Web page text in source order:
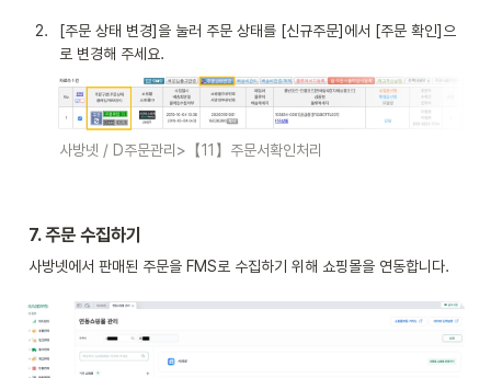
2.
[주문 상태 변경]을 눌러 주문 상태를 [신규주문]에서 [주문 확인]으
로 변경해 주세요.
사방넷 / D주문관리>【11】주문서확인처리
7. 주문 수집하기
사방넷에서 판매된 주문을 FMS로 수집하기 위해 쇼핑몰을 연동합니다.